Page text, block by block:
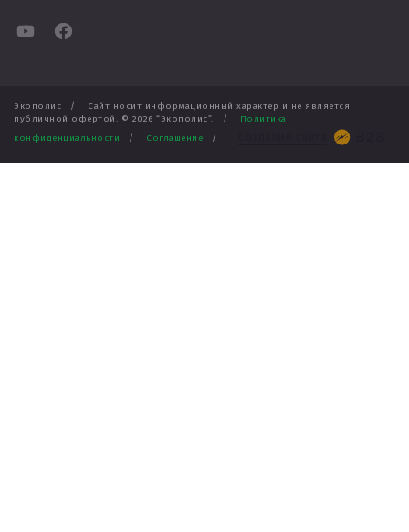
Экополис /
Сайт носит информационный характер и не является
публичной офертой. © 2026 “Экополис”. /
Политика
конфиденциальности
/ Соглашение /